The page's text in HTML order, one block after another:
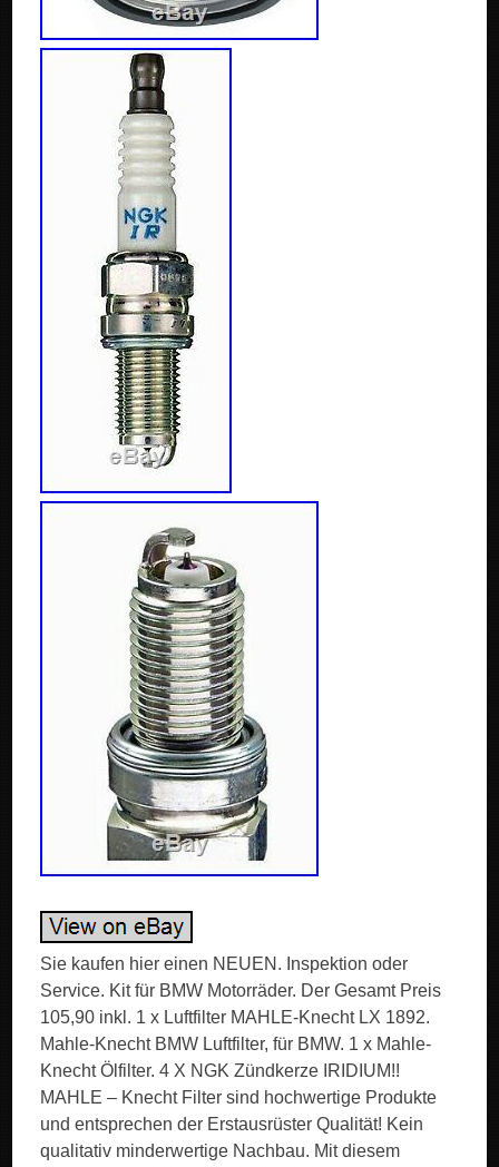
Sie kaufen hier einen NEUEN. Inspektion oder
Service. Kit für BMW Motorräder. Der Gesamt Preis
105,90 inkl. 1 x Luftfilter MAHLE-Knecht LX 1892.
Mahle-Knecht BMW Luftfilter, für BMW. 1 x Mahle-
Knecht Ölfilter. 4 X NGK Zündkerze IRIDIUM!!
MAHLE – Knecht Filter sind hochwertige Produkte
und entsprechen der Erstausrüster Qualität! Kein
qualitativ minderwertige Nachbau. Mit diesem